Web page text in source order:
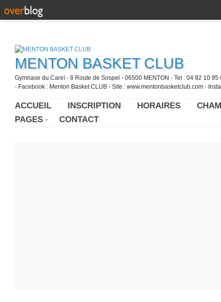
MENTON BASKET CLUB
Gymnase du Careï - 8 Route de Sospel - 06500 MENTON - Tel : 04 92 10
- Facebook : Menton Basket CLUB - Site : www.mentonbasketclub.com -
ACCUEIL INSCRIPTION HORAIRES
PAGES
CONTACT